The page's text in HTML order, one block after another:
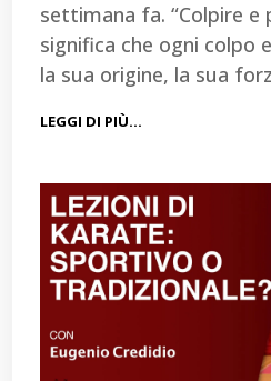
settimana fa. “Colpire e
significa che ogni colpo
la sua origine, la sua
LEGGI DI PIÙ…